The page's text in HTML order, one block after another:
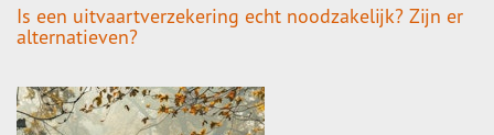
Is een uitvaartverzekering echt noodzakelijk? Zijn er
alternatieven?